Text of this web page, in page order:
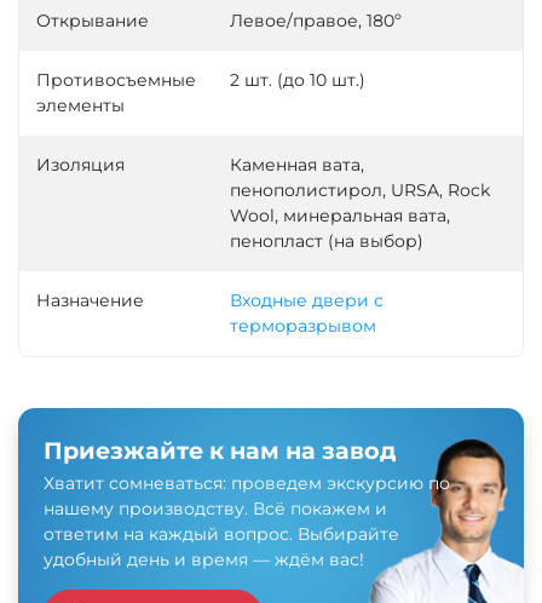
Открывание Левое/правое, 180º
Противосъемные
элементы
2 шт. (до 10 шт.)
Изоляция
Каменная вата,
пенополистирол, URSA, Rock
Wool, минеральная вата,
пенопласт (на выбор)
Назначение
Входные двери с
терморазрывом
Приезжайте к нам на завод
Хватит сомневаться: проведем экскурсию по
нашему производству. Всё покажем и
ответим на каждый вопрос. Выбирайте
удобный день и время — ждём вас!